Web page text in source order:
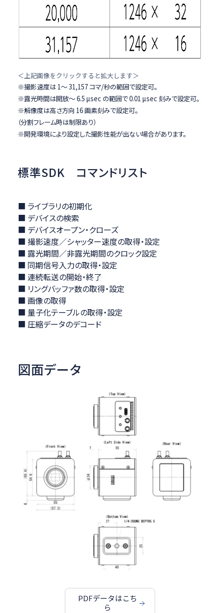
＜上記画像をクリックすると拡大します＞
※撮影速度は 1～ 31,157 コマ/秒の範囲で設定可。
※露光時間は開放～ 6.5 µsec の範囲で 0.01 µsec 刻みで設定可。
※解像度は高さ方向 16 画素刻みで設定可。
（分割フレーム時は制限あり）
※開発環境により設定した撮影性能が出ない場合があります。
標準SDK コマンドリスト
■ ライブラリの初期化
■ デバイスの検索
■ デバイスオープン・クローズ
■ 撮影速度／シャッター速度の取得・設定
■ 露光期間／非露光期間のクロック設定
■ 同期信号入力の取得・設定
■ 連続転送の開始・終了
■ リングバッファ数の取得・設定
■ 画像の取得
■ 量子化テーブルの取得・設定
■ 圧縮データのデコード
図面データ
PDFデータはこち
ら